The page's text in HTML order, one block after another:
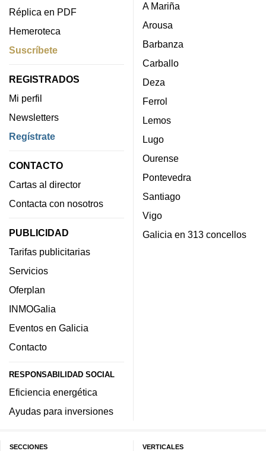
Réplica en PDF
Hemeroteca
Suscríbete
REGISTRADOS
Mi perfil
Newsletters
Regístrate
CONTACTO
Cartas al director
Contacta con nosotros
PUBLICIDAD
Tarifas publicitarias
Servicios
Oferplan
INMOGalia
Eventos en Galicia
Contacto
RESPONSABILIDAD SOCIAL
Eficiencia energética
Ayudas para inversiones
A Mariña
Arousa
Barbanza
Carballo
Deza
Ferrol
Lemos
Lugo
Ourense
Pontevedra
Santiago
Vigo
Galicia en 313 concellos
SECCIONES VERTICALES